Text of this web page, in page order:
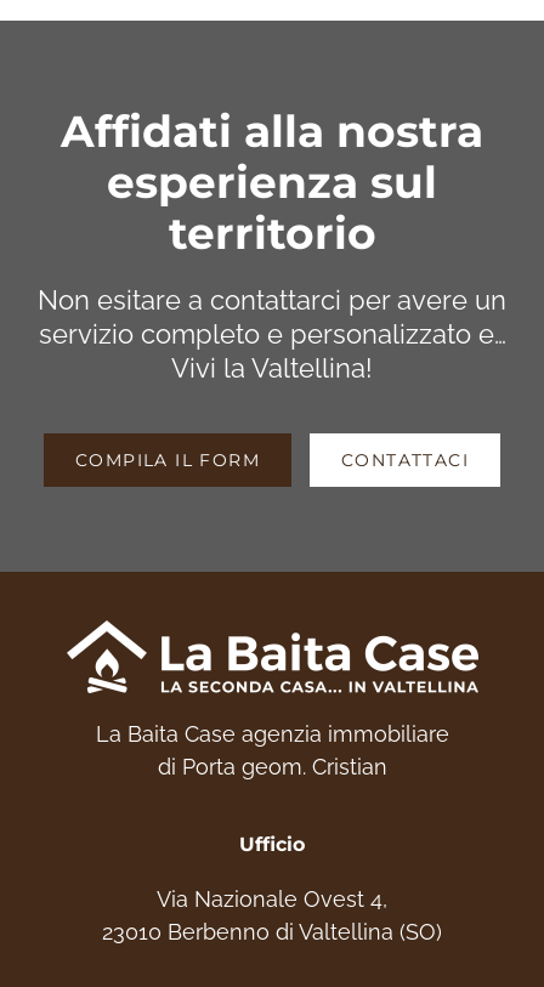
Affidati alla nostra
esperienza sul
territorio
Non esitare a contattarci per avere un
servizio completo e personalizzato e…
Vivi la Valtellina!
COMPILA IL FORM CONTATTACI
La Baita Case agenzia immobiliare
di Porta geom. Cristian
Ufficio
Via Nazionale Ovest 4,
23010 Berbenno di Valtellina (SO)